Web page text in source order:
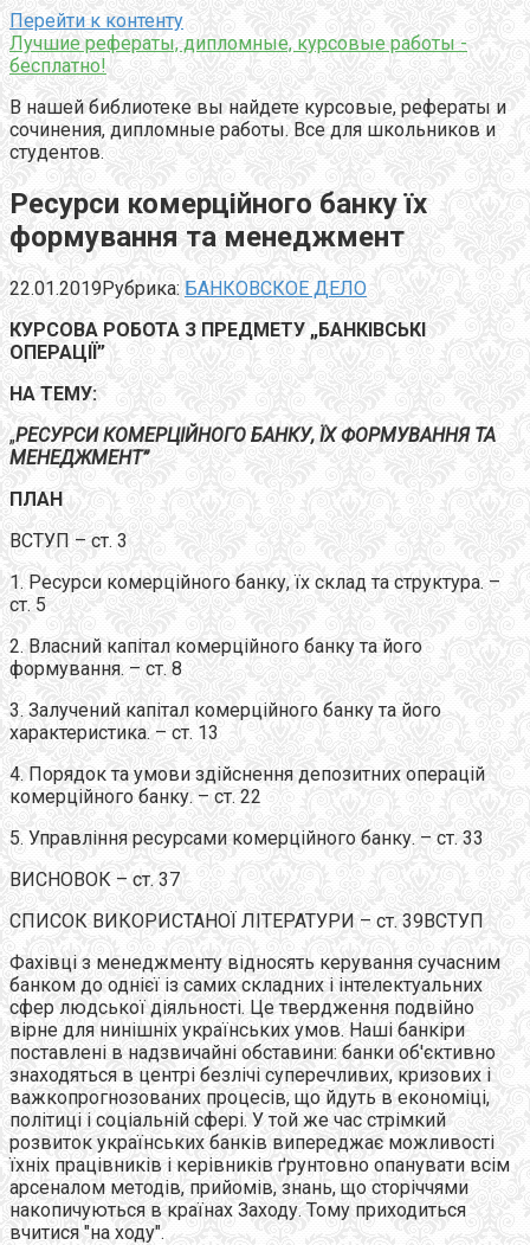
Перейти к контенту
Лучшие рефераты, дипломные, курсовые работы -
бесплатно!
В нашей библиотеке вы найдете курсовые, рефераты и
сочинения, дипломные работы. Все для школьников и
студентов.
Ресурси комерційного банку їх
формування та менеджмент
22.01.2019Рубрика: БАНКОВСКОЕ ДЕЛО
КУРСОВА РОБОТА З ПРЕДМЕТУ „БАНКІВСЬКІ
ОПЕРАЦІЇ”
НА ТЕМУ:
„РЕСУРСИ КОМЕРЦІЙНОГО БАНКУ, ЇХ ФОРМУВАННЯ ТА
МЕНЕДЖМЕНТ”
ПЛАН
ВСТУП – ст. 3
1. Ресурси комерційного банку, їх склад та структура. –
ст. 5
2. Власний капітал комерційного банку та його
формування. – ст. 8
3. Залучений капітал комерційного банку та його
характеристика. – ст. 13
4. Порядок та умови здійснення депозитних операцій
комерційного банку. – ст. 22
5. Управління ресурсами комерційного банку. – ст. 33
ВИСНОВОК – ст. 37
СПИСОК ВИКОРИСТАНОЇ ЛІТЕРАТУРИ – ст. 39ВСТУП
Фахівці з менеджменту відносять керування сучасним
банком до однієї із самих складних і інтелектуальних
сфер людської діяльності. Це твердження подвійно
вірне для нинішніх українських умов. Наші банкіри
поставлені в надзвичайні обставини: банки об'єктивно
знаходяться в центрі безлічі суперечливих, кризових і
важкопрогнозованих процесів, що йдуть в економіці,
політиці і соціальній сфері. У той же час стрімкий
розвиток українських банків випереджає можливості
їхніх працівників і керівників ґрунтовно опанувати всім
арсеналом методів, прийомів, знань, що сторіччями
накопичуються в країнах Заходу. Тому приходиться
вчитися "на ходу".